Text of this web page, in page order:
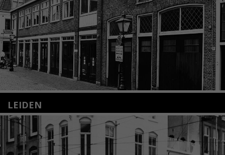
LEIDEN
Nieuwstraat 35
2312 KA Leiden
+31(0)71 – 52 84 480
info@kunsthuisleiden.nl